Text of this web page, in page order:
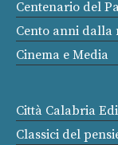
Centenario del
Cento anni dalla
Cinema e Media
Città Calabria
Classici del